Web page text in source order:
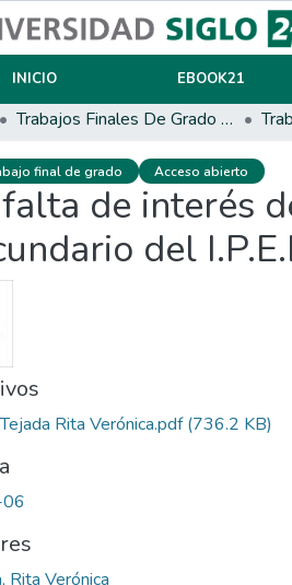
INICIO EBOOK21
Trabajos Finales De Grado Y Posgrado
final de grado Acceso abierto
de interés
del
Rita Verónica.pdf(736.2 KB)
Rita Verónica